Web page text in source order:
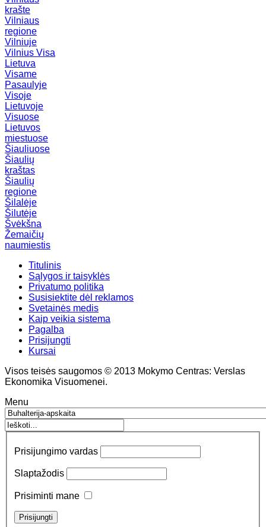
krašte
Vilniaus
regione
Vilniuje
Vilnius Visa
Lietuva
Visame
Pasaulyje
Visoje
Lietuvoje
Visuose
Lietuvos
miestuose
Šiauliuose
Šiaulių
kraštas
Šiaulių
regione
Šilalėje
Šilutėje
Švėkšna
Žemaičių
naumiestis
Titulinis
Sąlygos ir taisyklės
Privatumo politika
Susisiektite dėl reklamos
Svetainės medis
Kaip veikia sistema
Pagalba
Prisijungti
Kursai
Visos teisės saugomos © 2013 Mokymo Centras: Verslas
Ekonomika Visuomenei.
Menu
Prisijungimo vardas
Slaptažodis
Prisiminti mane